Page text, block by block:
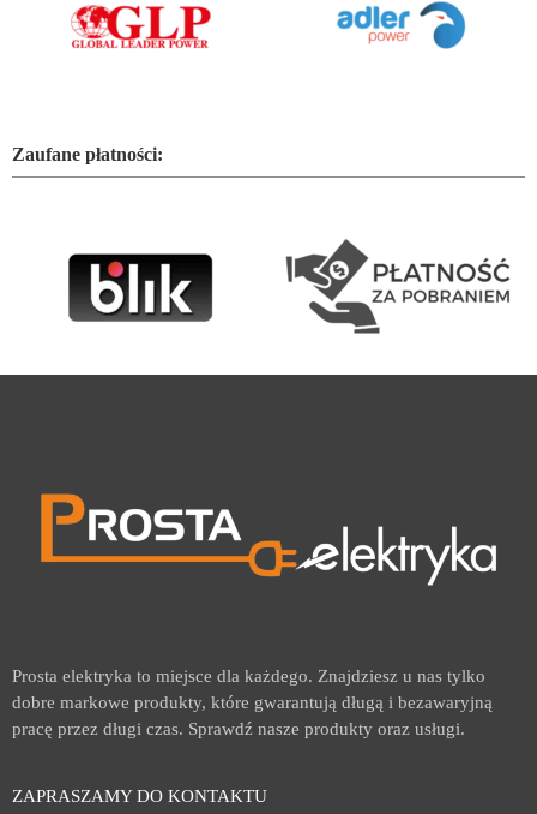
Zaufane płatności:
Prosta elektryka to miejsce dla każdego. Znajdziesz u nas tylko
dobre markowe produkty, które gwarantują długą i bezawaryjną
pracę przez długi czas. Sprawdź nasze produkty oraz usługi.
ZAPRASZAMY DO KONTAKTU